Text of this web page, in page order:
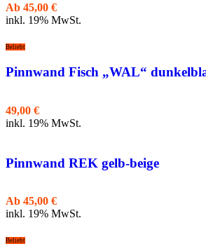
Ab 45,00 €
inkl. 19% MwSt.
Beliebt
Pinnwand Fisch „WAL“
49,00 €
inkl. 19% MwSt.
Pinnwand REK gelb-beige
Ab 45,00 €
inkl. 19% MwSt.
Beliebt